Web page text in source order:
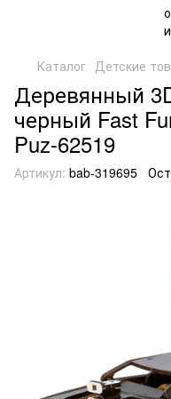
Каталог Детские
Деревянный
черный Fast
Puz-62519
Артикул: bab-319695